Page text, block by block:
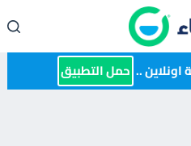
.. حمل التطبيق